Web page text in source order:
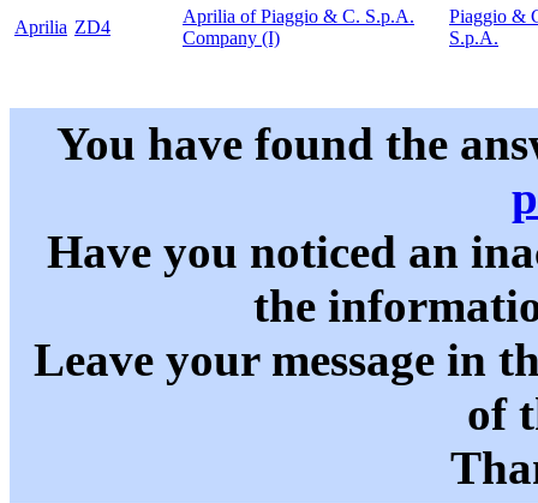
Aprilia ZD4
Aprilia of Piaggio & C. S.p.A.
Company (I)
Piaggio &
S.p.A.
You have found the
Have you noticed an
the
Leave your message in
of